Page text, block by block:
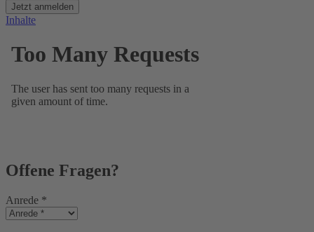
Jetzt anmelden
Inhalte
Offene Fragen?
Anrede *